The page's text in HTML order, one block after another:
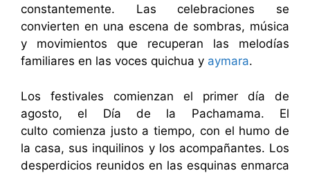
constantemente. Las celebraciones se
convierten en una escena de sombras, música
y movimientos que recuperan las melodías
familiares en las voces quichua y aymara.
Los festivales comienzan el primer día de
agosto, el Día de la Pachamama. El
culto comienza justo a tiempo, con el humo de
la casa, sus inquilinos y los acompañantes. Los
desperdicios reunidos en las esquinas enmarca